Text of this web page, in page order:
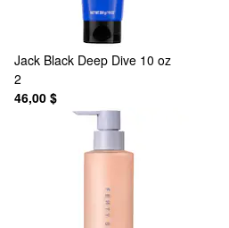
Jack Black Deep Dive 10 oz
2
46,00 $